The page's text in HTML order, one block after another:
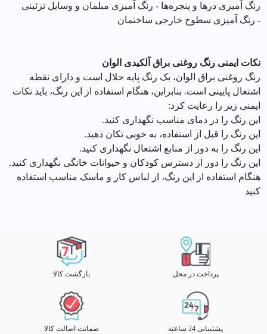
رنگ آمیزی درها و پنجره‌ها - رنگ آمیزی مبلمان و وسایل تزئینی
- رنگ آمیزی سطوح خارجی ساختمان
نکات ایمنی رنگ روغنی براق آلکیدی الوان
رنگ روغنی براق الوان، یک رنگ پایه حلال است و دارای نقطه
اشتعال پایینی است. بنابراین، هنگام استفاده از این رنگ، باید نکات
ایمنی زیر را رعایت کرد:
این رنگ را در دمای مناسب نگهداری کنید.
این رنگ را قبل از استفاده، به خوبی تکان دهید.
این رنگ را به دور از منابع اشتعال نگهداری کنید.
این رنگ را دور از دسترس کودکان و حیوانات خانگی نگهداری کنید.
هنگام استفاده از این رنگ، از لباس کار و ماسک مناسب استفاده
کنید
پرداخت در محل بازگشت کالا
پشتیبانی 24 ساعته ضمانت اصالت کالا